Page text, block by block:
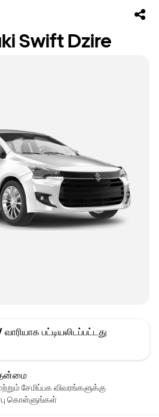
Swift Dzire
வாரியாக பட்டியலிடப்பட்டது
சேமிப்பக விவரங்களுக்கு
கொள்ளுங்கள்